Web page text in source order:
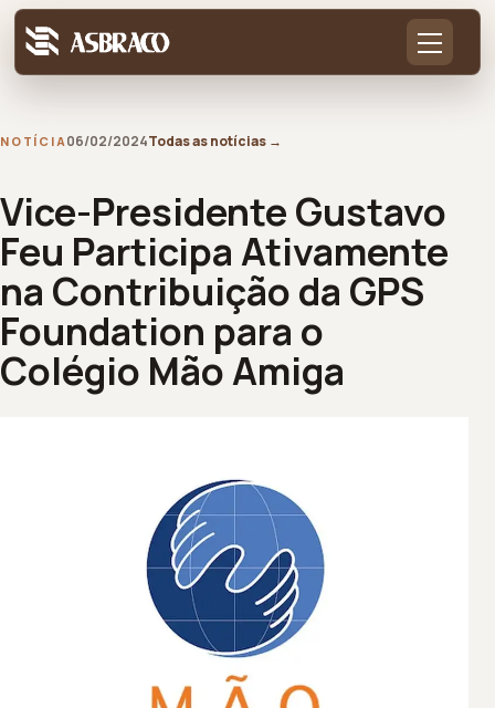
NOTÍCIA06/02/2024Todas as notícias →
Vice-Presidente Gustavo
Feu Participa Ativamente
na Contribuição da GPS
Foundation para o
Colégio Mão Amiga